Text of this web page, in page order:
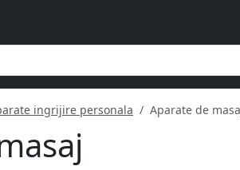
ingrijire personala Aparate de